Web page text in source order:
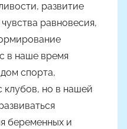
развитие
равновесия,
в наше время
спорта,
клубов, но в нашей
беременных и